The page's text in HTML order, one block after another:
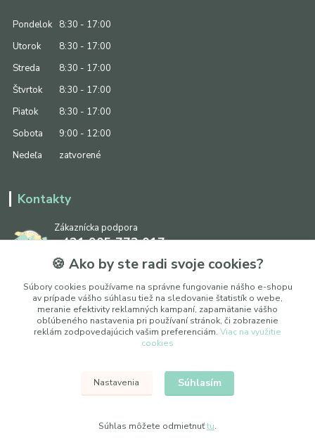
Pondelok
8:30 - 17:00
Utorok
8:30 - 17:00
Streda
8:30 - 17:00
Štvrtok
8:30 - 17:00
Piatok
8:30 - 17:00
Sobota
9:00 - 12:00
Nedeľa
zatvorené
Kontakty
Zákaznícka podpora
+421 905 773 017
(Po-Pia, 8:30 - 17:00, So: 9:00 - 12:00)
info@ipapier.sk
Upraviť nastavenia cookies
© 2025 WOXY, s. r. o.
🍪 Ako by ste radi svoje cookies?
Súbory cookies používame na správne fungovanie nášho e-shopu
av prípade vášho súhlasu tiež na sledovanie štatistík o webe,
meranie efektivity reklamných kampaní, zapamätanie vášho
obľúbeného nastavenia pri používaní stránok, či zobrazenie
reklám zodpovedajúcich vašim preferenciám. Viac na využitie
cookies
Nastavenia Súhlasím
Súhlas môžete odmietnuťtu.